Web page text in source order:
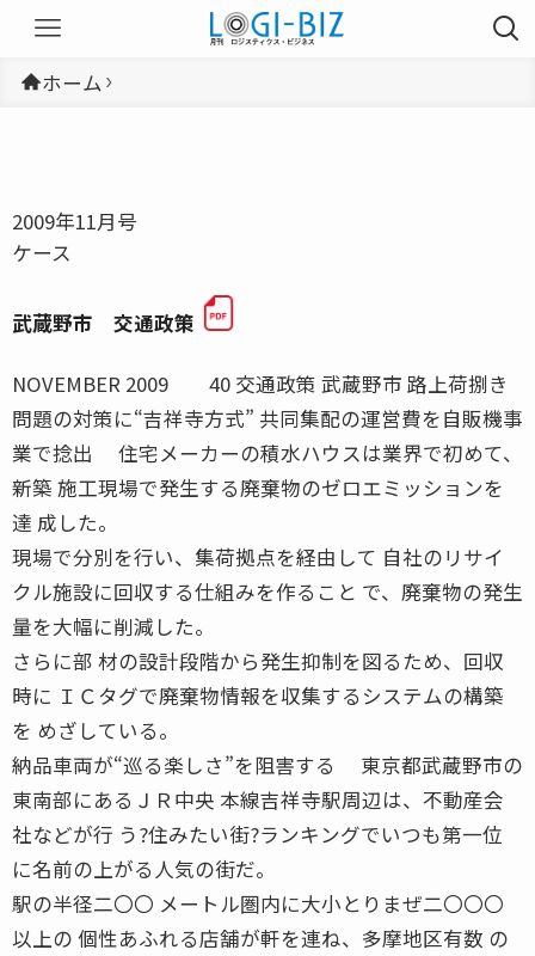
ホーム
2009年11月号
ケース
武蔵野市 交通政策
NOVEMBER 2009 40 交通政策 武蔵野市 路上荷捌き
問題の対策に“吉祥寺方式” 共同集配の運営費を自販機事
業で捻出 住宅メーカーの積水ハウスは業界で初めて、
新築 施工現場で発生する廃棄物のゼロエミッションを
達 成した。
現場で分別を行い、集荷拠点を経由して 自社のリサイ
クル施設に回収する仕組みを作ること で、廃棄物の発生
量を大幅に削減した。
さらに部 材の設計段階から発生抑制を図るため、回収
時に ＩＣタグで廃棄物情報を収集するシステムの構築
を めざしている。
納品車両が“巡る楽しさ”を阻害する 東京都武蔵野市の
東南部にあるＪＲ中央 本線吉祥寺駅周辺は、不動産会
社などが行 う?住みたい街?ランキングでいつも第一位
に名前の上がる人気の街だ。
駅の半径二〇〇 メートル圏内に大小とりまぜ二〇〇〇
以上の 個性あふれる店舗が軒を連ね、多摩地区有数 の